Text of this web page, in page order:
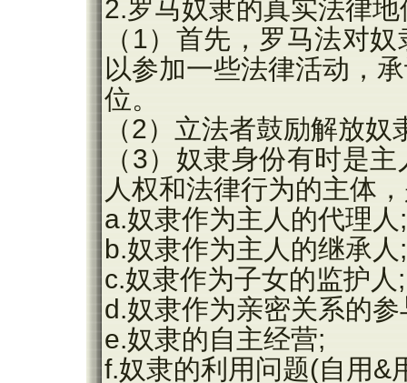
2.罗马奴隶的真实法律地
（1）首先，罗马法对
以参加一些法律活动，
位。
（2）立法者鼓励解放奴
（3）奴隶身份有时是
人权和法律行为的主体
a.奴隶作为主人的代理人;
b.奴隶作为主人的继承人;
c.奴隶作为子女的监护人;
d.奴隶作为亲密关系的参
e.奴隶的自主经营;
f.奴隶的利用问题(自用&